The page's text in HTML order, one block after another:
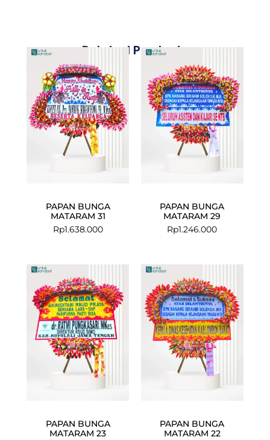
Related Products
PAPAN BUNGA
MATARAM 31
Rp1.638.000
PAPAN BUNGA
MATARAM 29
Rp1.246.000
PAPAN BUNGA
MATARAM 23
PAPAN BUNGA
MATARAM 22